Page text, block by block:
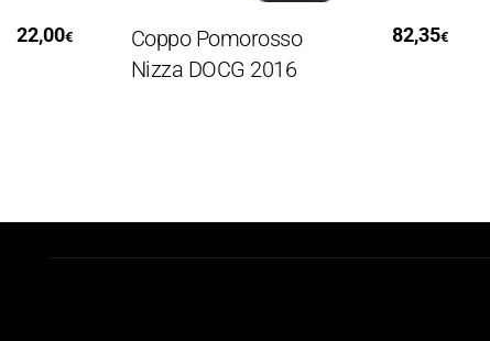
€
Coppo Pomorosso
Nizza DOCG 2016
82,35€